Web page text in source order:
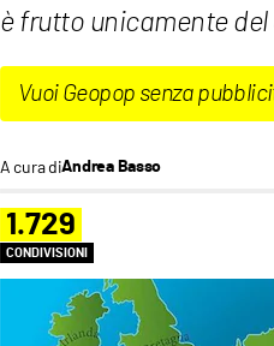
è frutto unicamente
Vuoi Geopop senza
A cura diAndrea Basso
1.729
CONDIVISIONI